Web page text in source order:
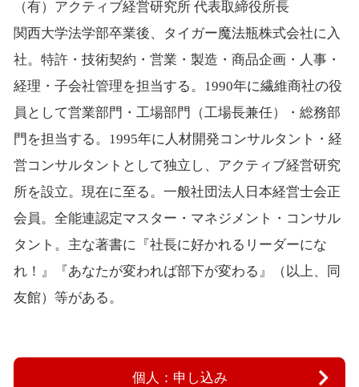
（有）アクティブ経営研究所 代表取締役所長
関西大学法学部卒業後、タイガー魔法瓶株式会社に入
社。特許・技術契約・営業・製造・商品企画・人事・
経理・子会社管理を担当する。1990年に繊維商社の役
員として営業部門・工場部門（工場長兼任）・総務部
門を担当する。1995年に人材開発コンサルタント・経
営コンサルタントとして独立し、アクティブ経営研究
所を設立。現在に至る。一般社団法人日本経営士会正
会員。全能連認定マスター・マネジメント・コンサル
タント。主な著書に『社長に好かれるリーダーにな
れ！』『あなたが変われば部下が変わる』（以上、同
友館）等がある。
個人：申し込み